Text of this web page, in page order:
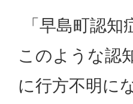
「早島町認
このような認
に行方不明に